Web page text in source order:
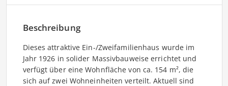
Beschreibung
Dieses attraktive Ein-/Zweifamilienhaus wurde im
Jahr 1926 in solider Massivbauweise errichtet und
verfügt über eine Wohnfläche von ca. 154 m², die
sich auf zwei Wohneinheiten verteilt. Aktuell sind